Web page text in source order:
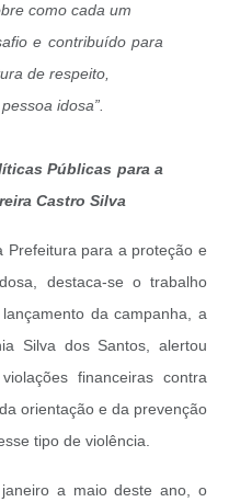
como cada um
e contribuído para
de respeito,
idosa”.
Públicas para a
Castro Silva
Prefeitura para a proteção e
destaca-se o trabalho
da campanha, a
Silva dos Santos, alertou
financeiras contra
orientação e da prevenção
tipo de violência.
a maio deste ano, o